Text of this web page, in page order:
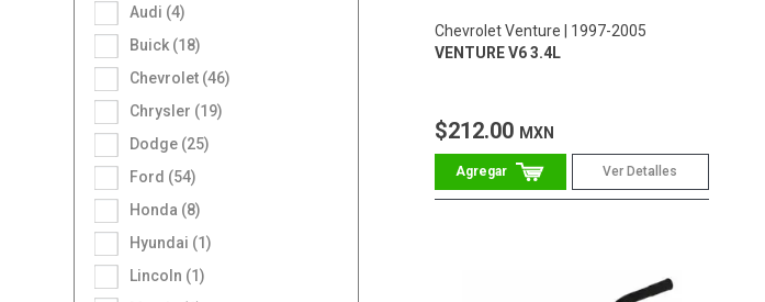
Audi (4)
Buick (18)
Chevrolet (46)
Chrysler (19)
Dodge (25)
Ford (54)
Honda (8)
Hyundai (1)
Lincoln (1)
Chevrolet Venture
1997-2005
VENTURE V6 3.4L
$212.00 MXN
Ver Detalles